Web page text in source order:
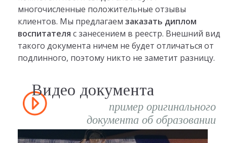
многочисленные положительные отзывы
клиентов. Мы предлагаем заказать диплом
воспитателя с занесением в реестр. Внешний вид
такого документа ничем не будет отличаться от
подлинного, поэтому никто не заметит разницу.
Видео документа
пример оригинального
документа об образовании